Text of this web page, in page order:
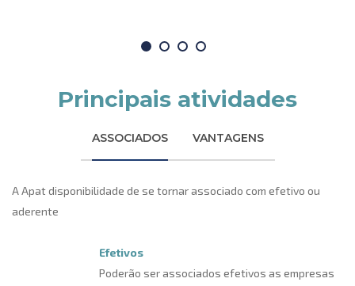
Principais atividades
ASSOCIADOS VANTAGENS
A Apat disponibilidade de se tornar associado com efetivo ou
aderente
Efetivos
Poderão ser associados efetivos as empresas